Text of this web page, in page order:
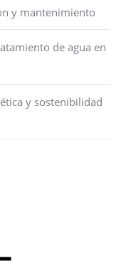
y mantenimiento
de agua en
y sostenibilidad